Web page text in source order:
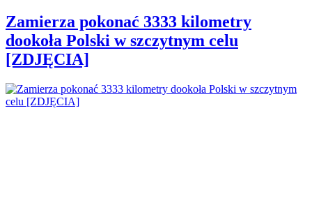
Zamierza pokonać 3333 kilometry
dookoła Polski w szczytnym celu
[ZDJĘCIA]